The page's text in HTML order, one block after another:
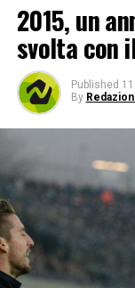
2015, un
svolta con
Published
By